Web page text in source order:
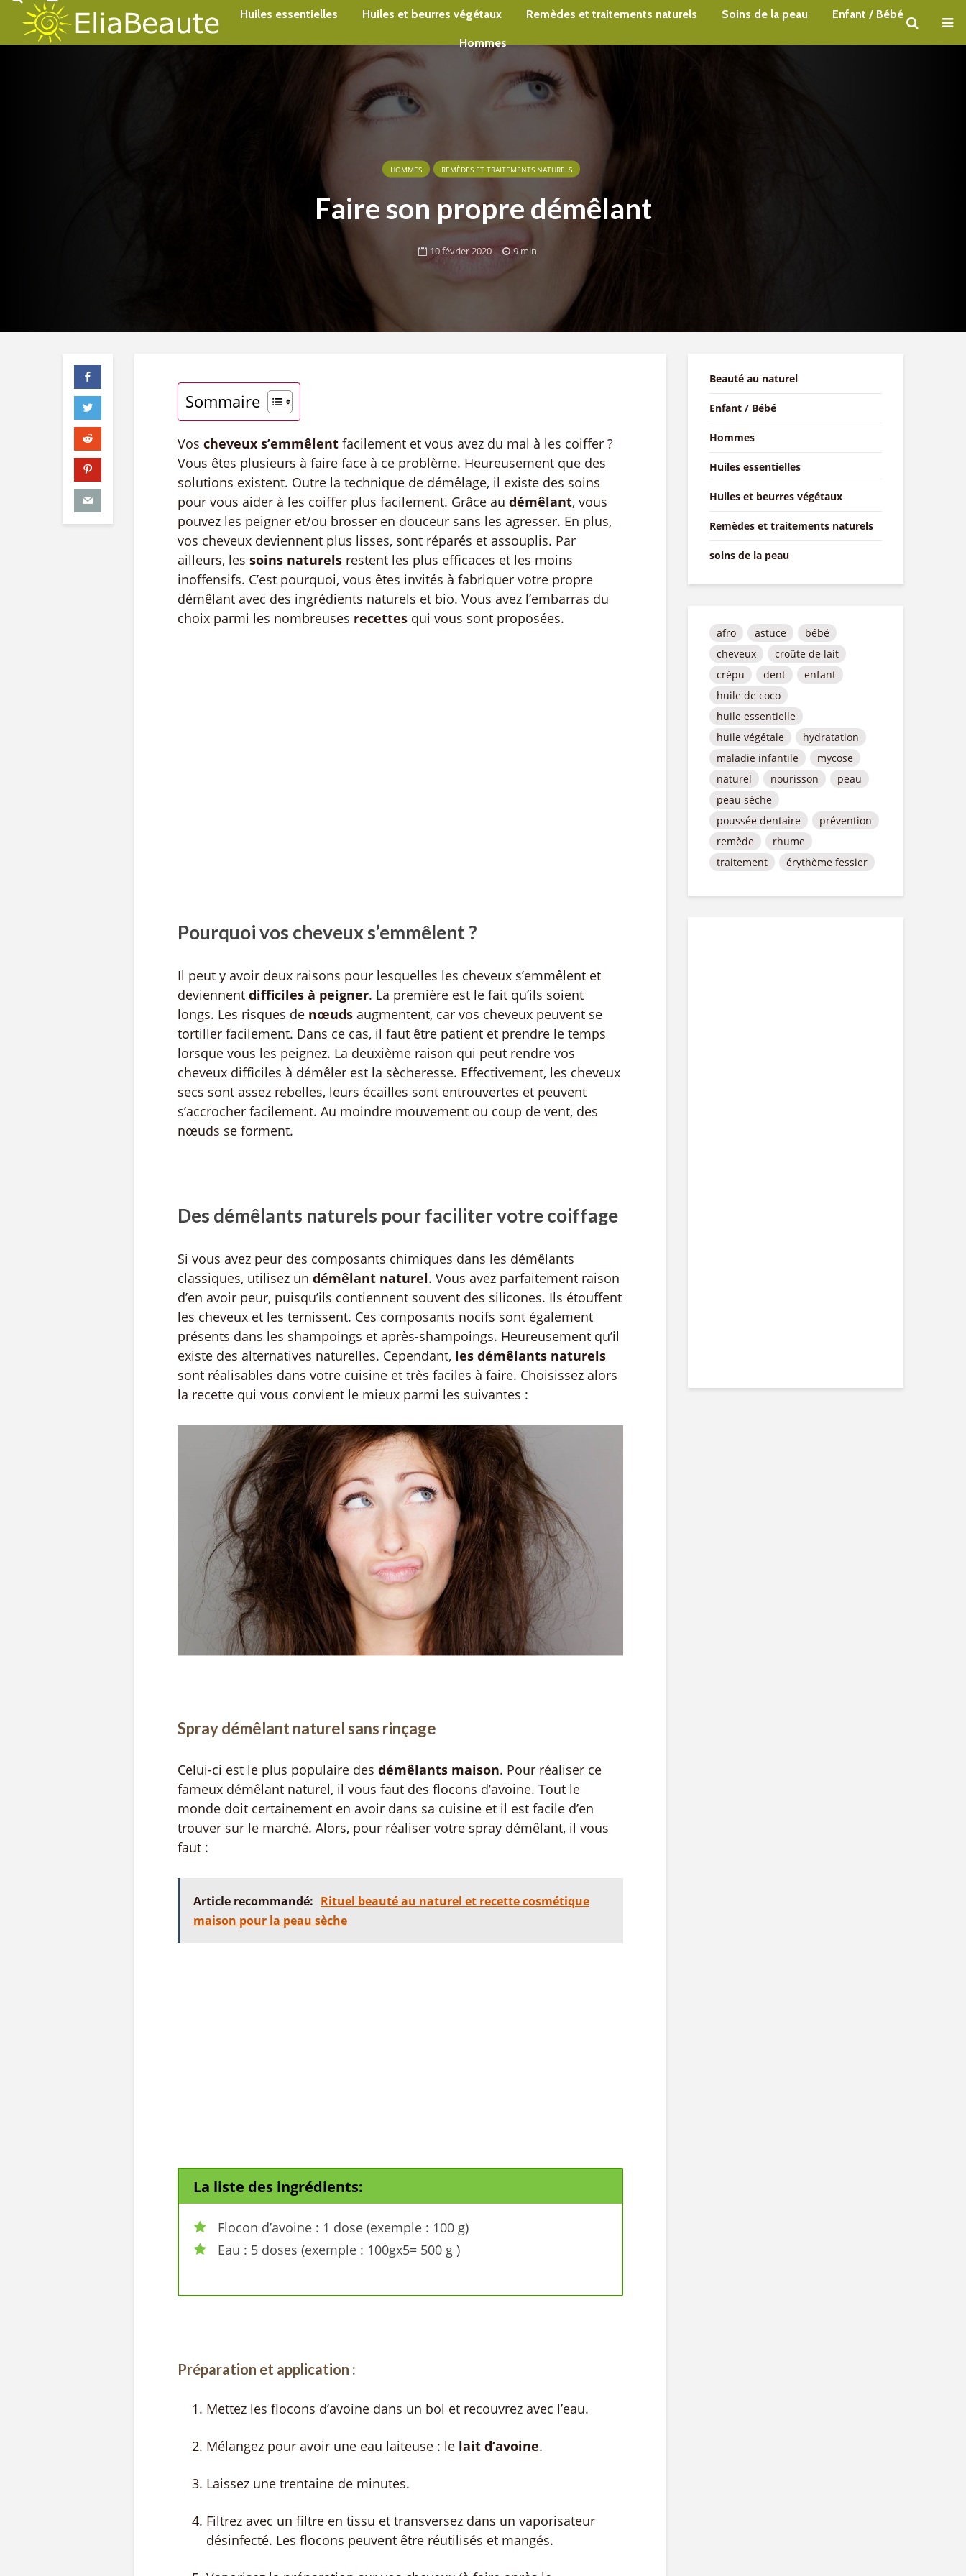
Accueil Beauté au naturel Huiles essentielles Huiles et beurres végétaux Remèdes et traitements naturels Soins de la peau Enfant / Bébé
Hommes
HOMMES REMÈDES ET TRAITEMENTS NATURELS
Faire son propre démêlant
10 février 2020 9 min
Sommaire
Vos cheveux s’emmêlent facilement et vous avez du mal à les coiffer ?
Vous êtes plusieurs à faire face à ce problème. Heureusement que des
solutions existent. Outre la technique de démêlage, il existe des soins
pour vous aider à les coiffer plus facilement. Grâce au démêlant, vous
pouvez les peigner et/ou brosser en douceur sans les agresser. En plus,
vos cheveux deviennent plus lisses, sont réparés et assouplis. Par
ailleurs, les soins naturels restent les plus efficaces et les moins
inoffensifs. C’est pourquoi, vous êtes invités à fabriquer votre propre
démêlant avec des ingrédients naturels et bio. Vous avez l’embarras du
choix parmi les nombreuses recettes qui vous sont proposées.
Pourquoi vos cheveux s’emmêlent ?
Il peut y avoir deux raisons pour lesquelles les cheveux s’emmêlent et
deviennent difficiles à peigner. La première est le fait qu’ils soient
longs. Les risques de nœuds augmentent, car vos cheveux peuvent se
tortiller facilement. Dans ce cas, il faut être patient et prendre le temps
lorsque vous les peignez. La deuxième raison qui peut rendre vos
cheveux difficiles à démêler est la sècheresse. Effectivement, les cheveux
secs sont assez rebelles, leurs écailles sont entrouvertes et peuvent
s’accrocher facilement. Au moindre mouvement ou coup de vent, des
nœuds se forment.
Des démêlants naturels pour faciliter votre coiffage
Si vous avez peur des composants chimiques dans les démêlants
classiques, utilisez un démêlant naturel. Vous avez parfaitement raison
d’en avoir peur, puisqu’ils contiennent souvent des silicones. Ils étouffent
les cheveux et les ternissent. Ces composants nocifs sont également
présents dans les shampoings et après-shampoings. Heureusement qu’il
existe des alternatives naturelles. Cependant, les démêlants naturels
sont réalisables dans votre cuisine et très faciles à faire. Choisissez alors
la recette qui vous convient le mieux parmi les suivantes :
Spray démêlant naturel sans rinçage
Celui-ci est le plus populaire des démêlants maison. Pour réaliser ce
fameux démêlant naturel, il vous faut des flocons d’avoine. Tout le
monde doit certainement en avoir dans sa cuisine et il est facile d’en
trouver sur le marché. Alors, pour réaliser votre spray démêlant, il vous
faut :
Article recommandé: Rituel beauté au naturel et recette cosmétique
maison pour la peau sèche
La liste des ingrédients:
Flocon d’avoine : 1 dose (exemple : 100 g)
Eau : 5 doses (exemple : 100gx5= 500 g )
Préparation et application :
Mettez les flocons d’avoine dans un bol et recouvrez avec l’eau.
Mélangez pour avoir une eau laiteuse : le lait d’avoine.
Laissez une trentaine de minutes.
Filtrez avec un filtre en tissu et transversez dans un vaporisateur
désinfecté. Les flocons peuvent être réutilisés et mangés.
Beauté au naturel
Enfant / Bébé
Hommes
Huiles essentielles
Huiles et beurres végétaux
Remèdes et traitements naturels
soins de la peau
afro astuce
bébé
cheveux
croûte de lait
crépu
dent
enfant
huile de coco
huile essentielle
huile végétale
hydratation
maladie infantile
mycose
naturel
nourisson
peau
peau sèche
poussée dentaire
prévention
remède
rhume
traitement
érythème fessier